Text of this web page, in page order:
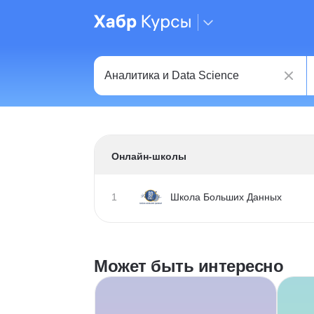
Онлайн-школы
1 Школа Больших Данных
Может быть интересно